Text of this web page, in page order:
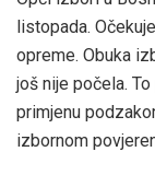
listopada.
opreme. Obuka
još nije počela.
primjenu
izbornom